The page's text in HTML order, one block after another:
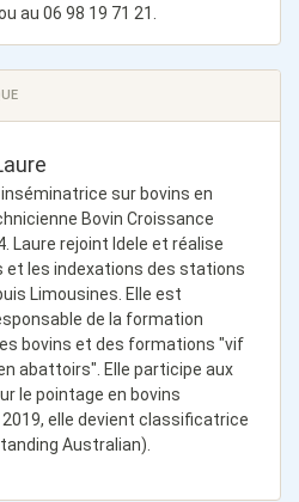
au 06 98 19 71 21.
sur bovins en
Bovin Croissance
Laure rejoint Idele et réalise
et les indexations des stations
Limousines. Elle est
de la formation
bovins et des formations "vif
abattoirs". Elle participe aux
le pointage en bovins
elle devient classificatrice
Australian).